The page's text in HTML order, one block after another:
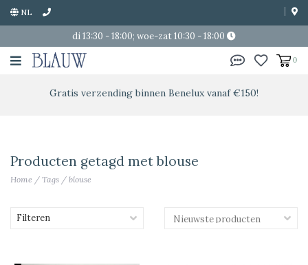
NL
di 13:30 - 18:00; woe-zat 10:30 - 18:00
0
Gratis verzending binnen Benelux vanaf €150!
Producten getagd met blouse
Home / Tags / blouse
Filteren